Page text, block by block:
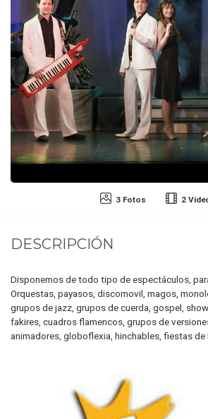
3 Fotos 2
DESCRIPCIÓN
Disponemos de todo tipo de espectáculos,
Orquestas, payasos, discomovil, magos,
grupos de jazz, grupos de cuerda, gospel,
fakires, cuadros flamencos, grupos de
animadores, globoflexia, hinchables, fiestas de